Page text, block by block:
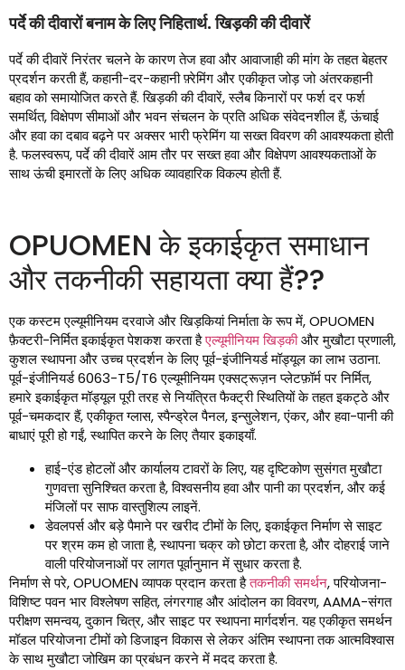
पर्दे की दीवारों बनाम के लिए निहितार्थ. खिड़की की दीवारें
पर्दे की दीवारें निरंतर चलने के कारण तेज हवा और आवाजाही की मांग के तहत बेहतर
प्रदर्शन करती हैं, कहानी-दर-कहानी फ़्रेमिंग और एकीकृत जोड़ जो अंतरकहानी
बहाव को समायोजित करते हैं. खिड़की की दीवारें, स्लैब किनारों पर फर्श दर फर्श
समर्थित, विक्षेपण सीमाओं और भवन संचलन के प्रति अधिक संवेदनशील हैं, ऊंचाई
और हवा का दबाव बढ़ने पर अक्सर भारी फ्रेमिंग या सख्त विवरण की आवश्यकता होती
है. फलस्वरूप, पर्दे की दीवारें आम तौर पर सख्त हवा और विक्षेपण आवश्यकताओं के
साथ ऊंची इमारतों के लिए अधिक व्यावहारिक विकल्प होती हैं.
OPUOMEN के इकाईकृत समाधान
और तकनीकी सहायता क्या हैं??
एक कस्टम एल्यूमीनियम दरवाजे और खिड़कियां निर्माता के रूप में, OPUOMEN
फ़ैक्टरी-निर्मित इकाईकृत पेशकश करता हैएल्यूमीनियम खिड़कीऔर मुखौटा प्रणाली,
कुशल स्थापना और उच्च प्रदर्शन के लिए पूर्व-इंजीनियर्ड मॉड्यूल का लाभ उठाना.
पूर्व-इंजीनियर्ड 6063-T5/T6 एल्यूमीनियम एक्सट्रूज़न प्लेटफ़ॉर्म पर निर्मित,
हमारे इकाईकृत मॉड्यूल पूरी तरह से नियंत्रित फैक्ट्री स्थितियों के तहत इकट्ठे और
पूर्व-चमकदार हैं, एकीकृत ग्लास, स्पैन्ड्रेल पैनल, इन्सुलेशन, एंकर, और हवा-पानी की
बाधाएं पूरी हो गईं, स्थापित करने के लिए तैयार इकाइयाँ.
हाई-एंड होटलों और कार्यालय टावरों के लिए, यह दृष्टिकोण सुसंगत मुखौटा
गुणवत्ता सुनिश्चित करता है, विश्वसनीय हवा और पानी का प्रदर्शन, और कई
मंजिलों पर साफ वास्तुशिल्प लाइनें.
डेवलपर्स और बड़े पैमाने पर खरीद टीमों के लिए, इकाईकृत निर्माण से साइट
पर श्रम कम हो जाता है, स्थापना चक्र को छोटा करता है, और दोहराई जाने
वाली परियोजनाओं पर लागत पूर्वानुमान में सुधार करता है.
निर्माण से परे, OPUOMEN व्यापक प्रदान करता हैतकनीकी समर्थन, परियोजना-
विशिष्ट पवन भार विश्लेषण सहित, लंगरगाह और आंदोलन का विवरण, AAMA-संगत
परीक्षण समन्वय, दुकान चित्र, और साइट पर स्थापना मार्गदर्शन. यह एकीकृत समर्थन
मॉडल परियोजना टीमों को डिजाइन विकास से लेकर अंतिम स्थापना तक आत्मविश्वास
के साथ मुखौटा जोखिम का प्रबंधन करने में मदद करता है.